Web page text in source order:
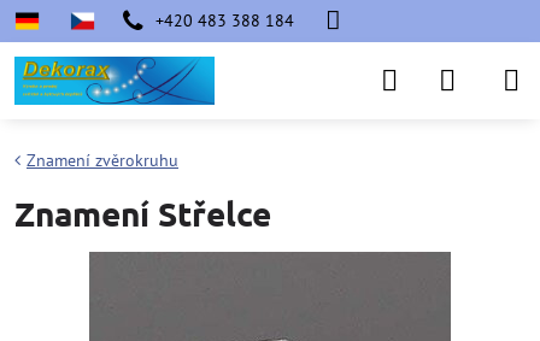
+420 483 388 184
Znamení zvěrokruhu
Znamení Střelce